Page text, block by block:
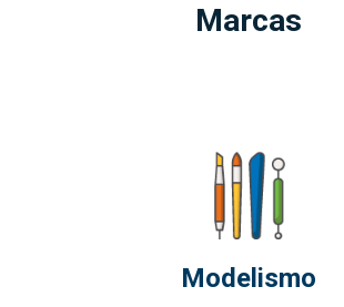
Marcas
Modelismo